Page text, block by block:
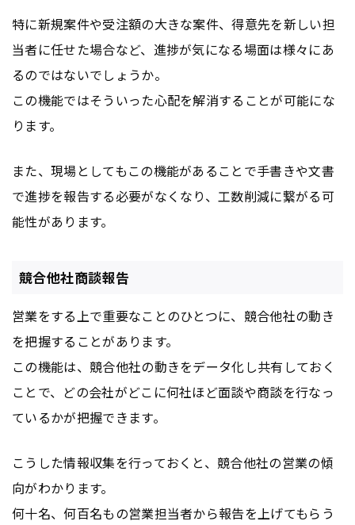
特に新規案件や受注額の大きな案件、得意先を新しい担
当者に任せた場合など、進捗が気になる場面は様々にあ
るのではないでしょうか。
この機能ではそういった心配を解消することが可能にな
ります。
また、現場としてもこの機能があることで手書きや文書
で進捗を報告する必要がなくなり、工数削減に繋がる可
能性があります。
競合他社商談報告
営業をする上で重要なことのひとつに、競合他社の動き
を把握することがあります。
この機能は、競合他社の動きをデータ化し共有しておく
ことで、どの会社がどこに何社ほど面談や商談を行なっ
ているかが把握できます。
こうした情報収集を行っておくと、競合他社の営業の傾
向がわかります。
何十名、何百名もの営業担当者から報告を上げてもらう